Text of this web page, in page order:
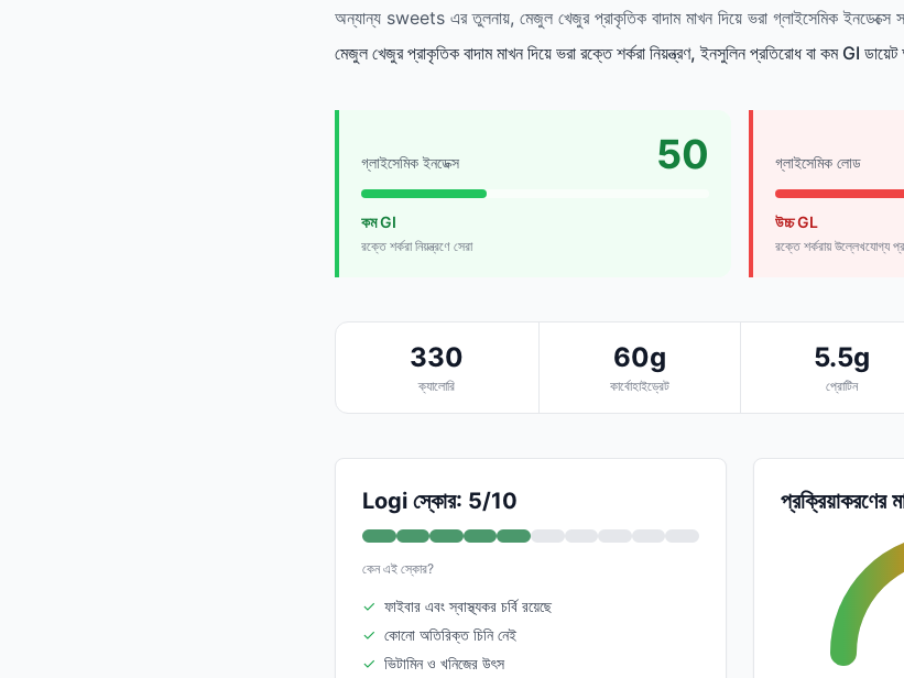
অন্যান্য sweets এর তুলনায়, মেজুল খেজুর প্রাকৃতিক বাদাম মাখন দিয়ে ভরা গ্লাইসেমিক ইনডেক্সে
মেজুল খেজুর প্রাকৃতিক বাদাম মাখন দিয়ে ভরা রক্তে শর্করা নিয়ন্ত্রণ, ইনসুলিন প্রতিরোধ বা কম GI
গ্লাইসেমিক ইনডেক্স 50
কম GI
রক্তে শর্করা নিয়ন্ত্রণে সেরা
গ্লাইসেমিক লোড
উচ্চ GL
রক্তে শর্করায় উল্লেখযোগ্য
330
ক্যালোরি
60g
কার্বোহাইড্রেট
5.5g
প্রোটিন
Logi স্কোর: 5/10
কেন এই স্কোর?
✓ ফাইবার এবং স্বাস্থ্যকর চর্বি রয়েছে
✓ কোনো অতিরিক্ত চিনি নেই
✓ ভিটামিন ও খনিজের উৎস
প্রক্রিয়াকরণের